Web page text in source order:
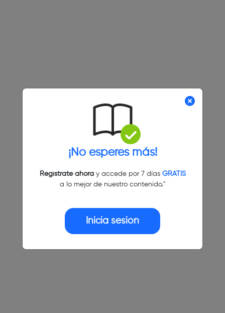
¡No esperes más!
Regístrate ahoray accede por 7 días GRATIS
a lo mejor de nuestro contenido."
Inicia sesión